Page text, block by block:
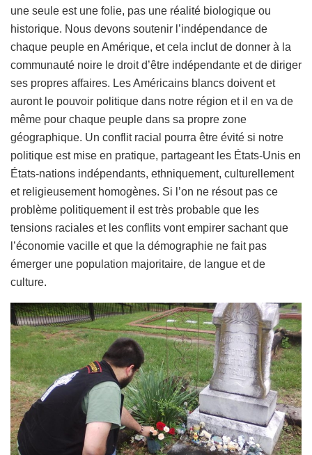
une seule est une folie, pas une réalité biologique ou
historique. Nous devons soutenir l’indépendance de
chaque peuple en Amérique, et cela inclut de donner à la
communauté noire le droit d’être indépendante et de diriger
ses propres affaires. Les Américains blancs doivent et
auront le pouvoir politique dans notre région et il en va de
même pour chaque peuple dans sa propre zone
géographique. Un conflit racial pourra être évité si notre
politique est mise en pratique, partageant les États-Unis en
États-nations indépendants, ethniquement, culturellement
et religieusement homogènes. Si l’on ne résout pas ce
problème politiquement il est très probable que les
tensions raciales et les conflits vont empirer sachant que
l’économie vacille et que la démographie ne fait pas
émerger une population majoritaire, de langue et de
culture.